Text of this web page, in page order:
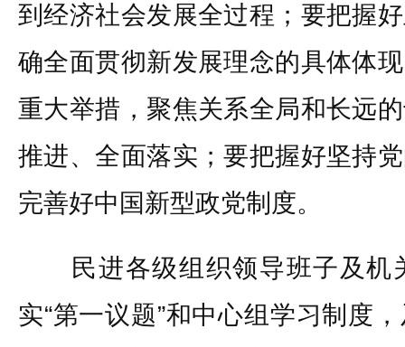
到经济社会发展全过程；要把握
确全面贯彻新发展理念的具体体
重大举措，聚焦关系全局和长远
推进、全面落实；要把握好坚持
完善好中国新型政党制度。
民进各级组织领导班子及机
实“第一议题”和中心组学习制度